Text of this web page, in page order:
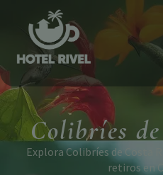
Colibríes
Explora Colibríes de Costa
retiros en